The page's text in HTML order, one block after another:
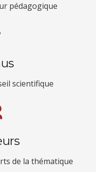
pédagogique
scientifique
de la thématique